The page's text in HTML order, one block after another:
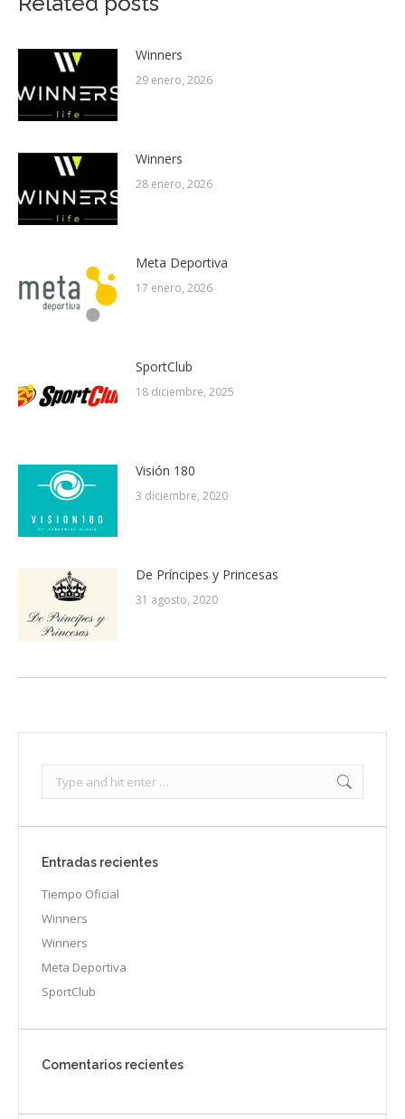
Winners
29 enero, 2026
Winners
28 enero, 2026
Meta Deportiva
17 enero, 2026
SportClub
18 diciembre, 2025
Visión 180
3 diciembre, 2020
De Príncipes y Princesas
31 agosto, 2020
Entradas recientes
Tiempo Oficial
Winners
Winners
Meta Deportiva
SportClub
Comentarios recientes